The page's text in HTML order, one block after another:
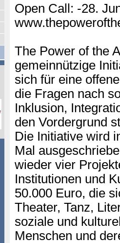
Open Call: -28.
The Power of the
gemeinnützige
sich für eine
die Fragen nach
Inklusion,
den Vordergrund
Die Initiative wird
Mal
wieder vier
Institutionen und
50.000 Euro, die
Theater, Tanz,
soziale und
Menschen und